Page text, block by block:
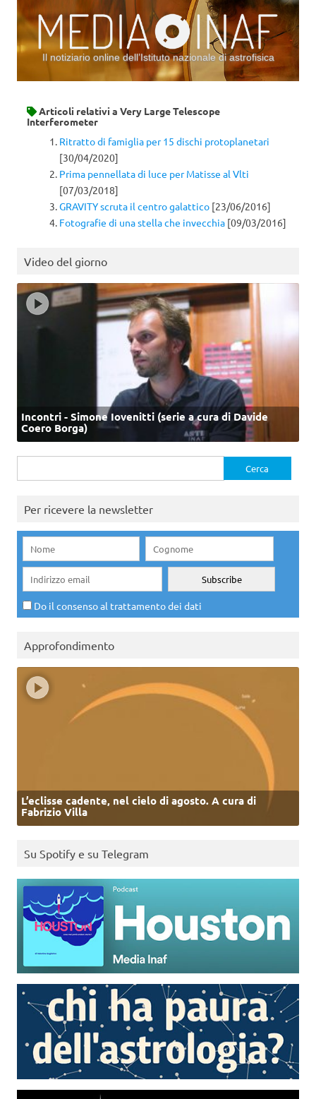
Il notiziario online dell’Istituto nazionale di astrofisica
Articoli relativi a Very Large Telescope
Interferometer
Ritratto di famiglia per 15 dischi protoplanetari
[30/04/2020]
Prima pennellata di luce per Matisse al Vlti
[07/03/2018]
GRAVITY scruta il centro galattico [23/06/2016]
Fotografie di una stella che invecchia [09/03/2016]
Video del giorno
Incontri - Simone Iovenitti (serie a cura di Davide
Coero Borga)
per:
Per ricevere la newsletter
Do il consenso al trattamento dei dati
Approfondimento
L’eclisse cadente, nel cielo di agosto. A cura di
Fabrizio Villa
Su Spotify e su Telegram